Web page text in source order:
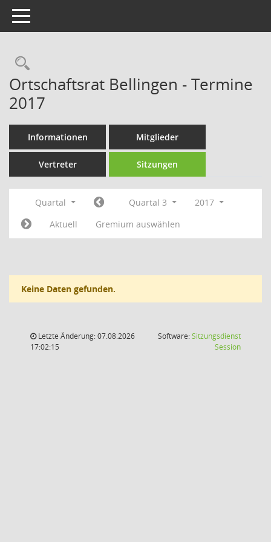
Toggle navigation
Rechercheauswahl
Ortschaftsrat Bellingen - Termine
2017
Informationen Mitglieder
Vertreter Sitzungen
Quartal Quartal 3
2017
Aktuell
Gremium auswählen
Keine Daten gefunden.
Letzte Änderung: 07.08.2026
17:02:15
Software:Sitzungsdienst
Session(Wird in